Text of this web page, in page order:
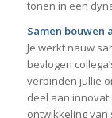
tonen in een
Samen bouwen
Je werkt nauw
bevlogen
verbinden jullie
deel aan
ontwikkeling van